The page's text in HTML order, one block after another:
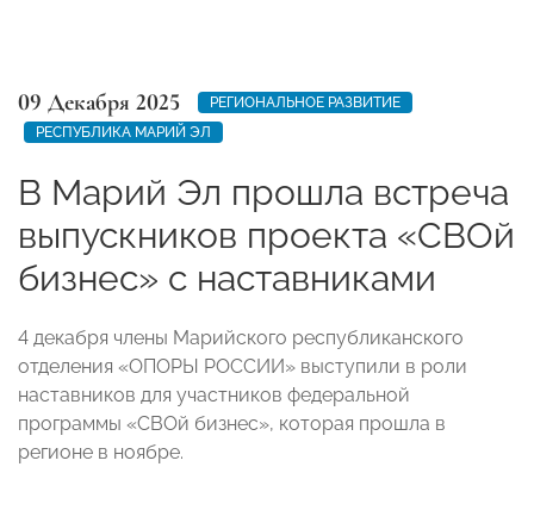
09 Декабря 2025
РЕГИОНАЛЬНОЕ РАЗВИТИЕ
РЕСПУБЛИКА МАРИЙ ЭЛ
В Марий Эл прошла встреча
выпускников проекта «СВОй
бизнес» с наставниками
4 декабря члены Марийского республиканского
отделения «ОПОРЫ РОССИИ» выступили в роли
наставников для участников федеральной
программы «СВОй бизнес», которая прошла в
регионе в ноябре.